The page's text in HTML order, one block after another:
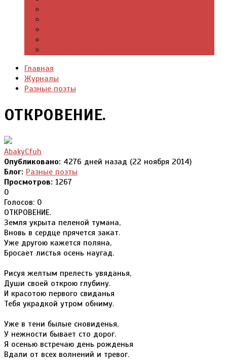
Главная
Журналы
Разные поэты
ОТКРОВЕНИЕ.
AbakyCfuh
Опубликовано: 4276 дней назад (22 ноября 2014)
Блог: Разные поэты
Просмотров: 1267
0
Голосов: 0
ОТКРОВЕНИЕ.
Земля укрыта пеленой тумана,
Вновь в сердце прячется закат.
Уже другою кажется поляна,
Бросает листья осень наугад.
Рисуя желтым прелесть увяданья,
Души своей открою глубину.
И красотою первого свиданья
Тебя украдкой утром обниму.
Уже в тени былые сновиденья,
У нежности бывает сто дорог.
Я осенью встречаю день рожденья
Вдали от всех волнений и тревог.